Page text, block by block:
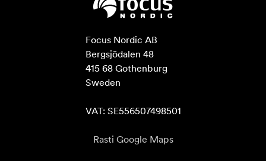
Focus Nordic AB
Bergsjödalen 48
415 68 Gothenburg
Sweden
VAT: SE556507498501
Rasti Google Maps